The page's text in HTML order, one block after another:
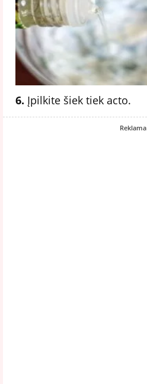
6. Įpilkite šiek tiek acto.
Reklama